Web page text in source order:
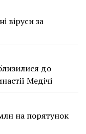
віруси за
до
Медічі
на порятунок